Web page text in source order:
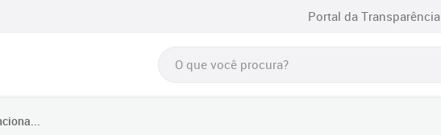
Portal da Transparência